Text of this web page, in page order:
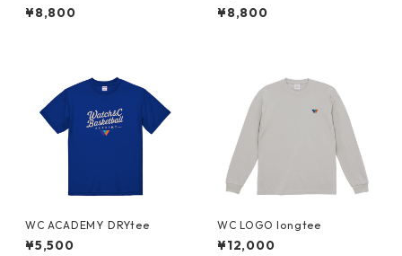
¥8,800 ¥8,800
WC ACADEMY DRYtee
¥5,500
WC LOGO longtee
¥12,000